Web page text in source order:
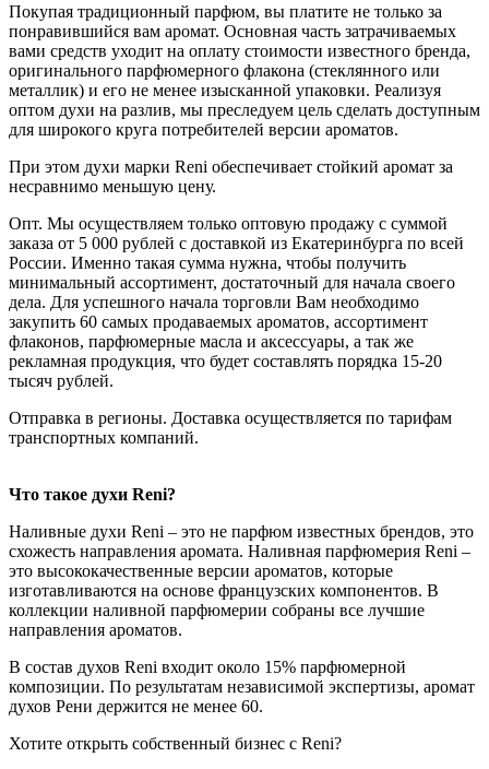
Покупая традиционный парфюм, вы платите не только за
понравившийся вам аромат. Основная часть затрачиваемых
вами средств уходит на оплату стоимости известного бренда,
оригинального парфюмерного флакона (стеклянного или
металлик) и его не менее изысканной упаковки. Реализуя
оптом духи на разлив, мы преследуем цель сделать доступным
для широкого круга потребителей версии ароматов.
При этом духи марки Reni обеспечивает стойкий аромат за
несравнимо меньшую цену.
Опт. Мы осуществляем только оптовую продажу с суммой
заказа от 5 000 рублей с доставкой из Екатеринбурга по всей
России. Именно такая сумма нужна, чтобы получить
минимальный ассортимент, достаточный для начала своего
дела. Для успешного начала торговли Вам необходимо
закупить 60 самых продаваемых ароматов, ассортимент
флаконов, парфюмерные масла и аксессуары, а так же
рекламная продукция, что будет составлять порядка 15-20
тысяч рублей.
Отправка в регионы. Доставка осуществляется по тарифам
транспортных компаний.
Что такое духи Reni?
Наливные духи Reni – это не парфюм известных брендов, это
схожесть направления аромата. Наливная парфюмерия Reni –
это высококачественные версии ароматов, которые
изготавливаются на основе французских компонентов. В
коллекции наливной парфюмерии собраны все лучшие
направления ароматов.
В состав духов Reni входит около 15% парфюмерной
композиции. По результатам независимой экспертизы, аромат
духов Рени держится не менее 60.
Хотите открыть собственный бизнес с Reni?